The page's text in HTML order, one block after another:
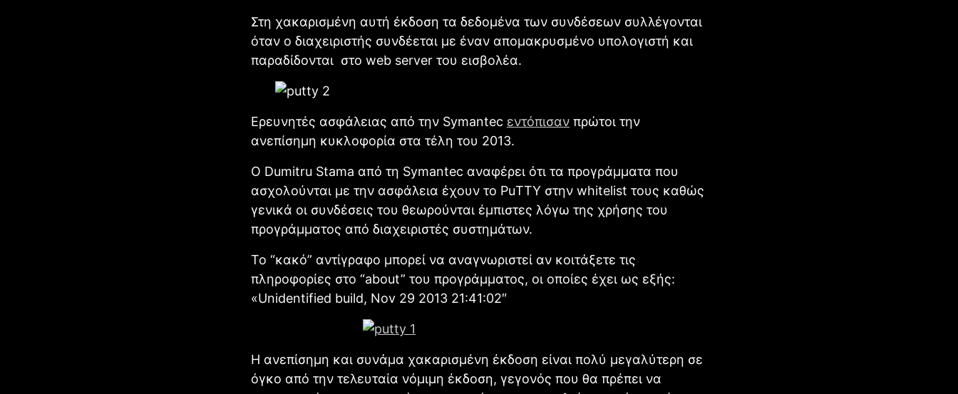
Στη χακαρισμένη αυτή έκδοση τα δεδομένα των συνδέσεων συλλέγονται
όταν ο διαχειριστής συνδέεται με έναν απομακρυσμένο υπολογιστή και
παραδίδονται στο web server του εισβολέα.
Ερευνητές ασφάλειας από την Symantec εντόπισαν πρώτοι την
ανεπίσημη κυκλοφορία στα τέλη του 2013.
Ο Dumitru Stama από τη Symantec αναφέρει ότι τα προγράμματα που
ασχολούνται με την ασφάλεια έχουν το ΡuΤTY στην whitelist τους καθώς
γενικά οι συνδέσεις του θεωρούνται έμπιστες λόγω της χρήσης του
προγράμματος από διαχειριστές συστημάτων.
Το “κακό” αντίγραφο μπορεί να αναγνωριστεί αν κοιτάξετε τις
πληροφορίες στο “about” του προγράμματος, οι οποίες έχει ως εξής:
«Unidentified build, Nov 29 2013 21:41:02″
Η ανεπίσημη και συνάμα χακαρισμένη έκδοση είναι πολύ μεγαλύτερη σε
όγκο από την τελευταία νόμιμη έκδοση, γεγονός που θα πρέπει να